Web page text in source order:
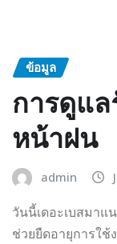
ข้อมูล
การดูแล
หน้าฝน
admin
วันนี้เดอะเบสมาแ
ช่วยยืดอายุการใช้